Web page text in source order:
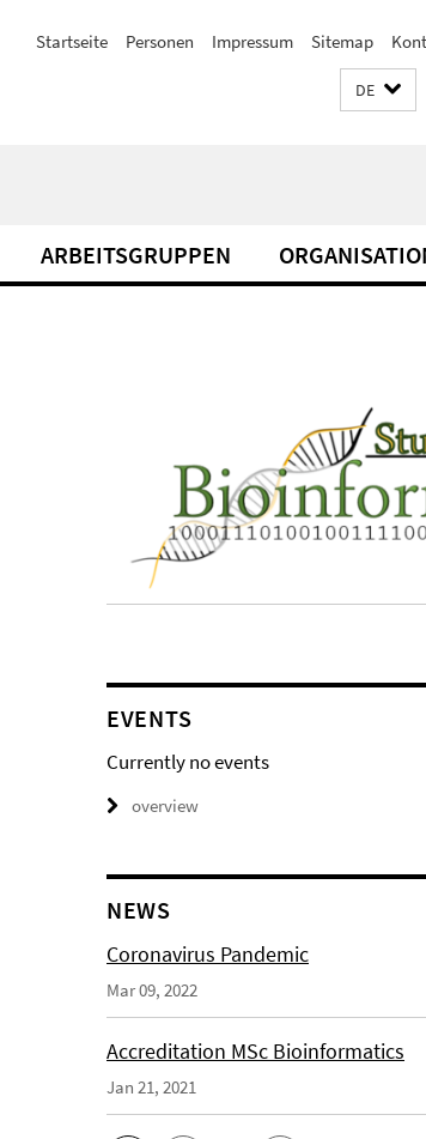
Startseite Personen Impressum Sitemap
DE
ARBEITSGRUPPEN
EVENTS
Currently no events
overview
NEWS
Coronavirus Pandemic
Mar 09, 2022
Accreditation MSc Bioinformatics
Jan 21, 2021